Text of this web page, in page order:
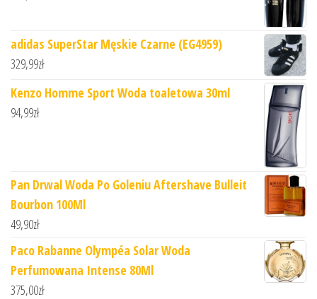
adidas SuperStar Męskie Czarne (EG4959)
329,99zł
Kenzo Homme Sport Woda toaletowa 30ml
94,99zł
Pan Drwal Woda Po Goleniu Aftershave Bulleit
Bourbon 100Ml
49,90zł
Paco Rabanne Olympéa Solar Woda
Perfumowana Intense 80Ml
375,00zł